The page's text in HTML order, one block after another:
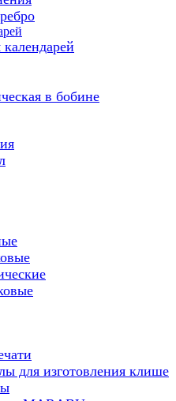
календарей
в бобине
для изготовления клише